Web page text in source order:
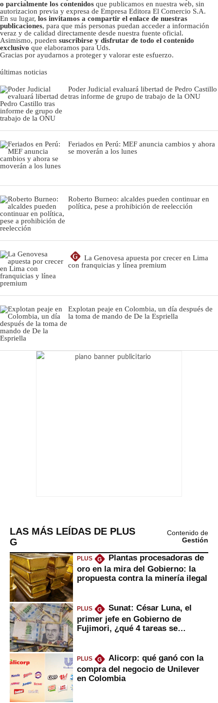
o parcialmente los contenidos que publicamos en nuestra web, sin
autorizacion previa y expresa de Empresa Editora El Comercio S.A.
En su lugar, los invitamos a compartir el enlace de nuestras
publicaciones, para que más personas puedan acceder a información
veraz y de calidad directamente desde nuestra fuente oficial.
Asimismo, pueden suscribirse y disfrutar de todo el contenido
exclusivo que elaboramos para Uds.
Gracias por ayudarnos a proteger y valorar este esfuerzo.
últimas noticias
Poder Judicial evaluará libertad de Pedro Castillo
tras informe de grupo de trabajo de la ONU
Feriados en Perú: MEF anuncia cambios y ahora
se moverán a los lunes
Roberto Burneo: alcaldes pueden continuar en
política, pese a prohibición de reelección
G
La Genovesa apuesta por crecer en Lima
con franquicias y línea premium
Explotan peaje en Colombia, un día después de
la toma de mando de De la Espriella
LAS MÁS LEÍDAS DE PLUS
G
Contenido de
Gestión
PLUS G
Plantas procesadoras de
oro en la mira del Gobierno: la
propuesta contra la minería ilegal
PLUS G
Sunat: César Luna, el
primer jefe en Gobierno de
Fujimori, ¿qué 4 tareas se
PLUS G
Alicorp: qué ganó con la
compra del negocio de Unilever
en Colombia